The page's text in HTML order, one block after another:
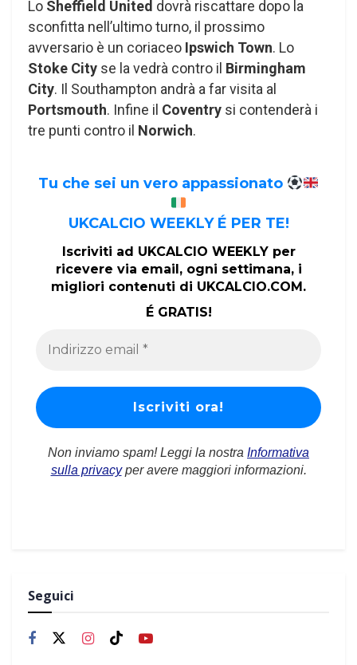
Lo Sheffield United dovrà riscattare dopo la
sconfitta nell’ultimo turno, il prossimo
avversario è un coriaceo Ipswich Town. Lo
Stoke City se la vedrà contro il Birmingham
City. Il Southampton andrà a far visita al
Portsmouth. Infine il Coventry si contenderà i
tre punti contro il Norwich.
Tu che sei un vero appassionato
UKCALCIO WEEKLY É PER TE!
Iscriviti ad UKCALCIO WEEKLY per
ricevere via email, ogni settimana, i
migliori contenuti di UKCALCIO.COM.
É GRATIS!
Non inviamo spam! Leggi la nostra Informativa
sulla privacyper avere maggiori informazioni.
Seguici